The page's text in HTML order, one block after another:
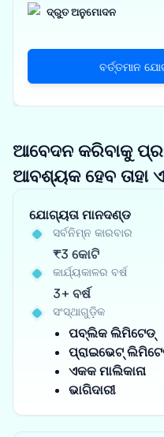
ଦ୍ରୁତ ଅନୁମୋଦନ
ବର୍ତ୍ତମାନ
ଆବେଦନ କରିବାକୁ
ଆବଶ୍ୟକ ହେବ ତାହା
ଯୋଗ୍ୟତା ମାନଦଣ୍ଡ
ସର୍ବନିମ୍ନ କାରବାର
₹3 କୋଟି
କାର୍ଯ୍ୟକାଳର ବର୍ଷ
3+ ବର୍ଷ
ସଂସ୍ଥାଗୁଡ଼ିକ
ପବ୍ଲିକ ଲିମିଟେଡ୍
ପ୍ରାଇଭେଟ୍
ଏକକ ମାଲିକାନା
ଭାଗିଦାରୀ